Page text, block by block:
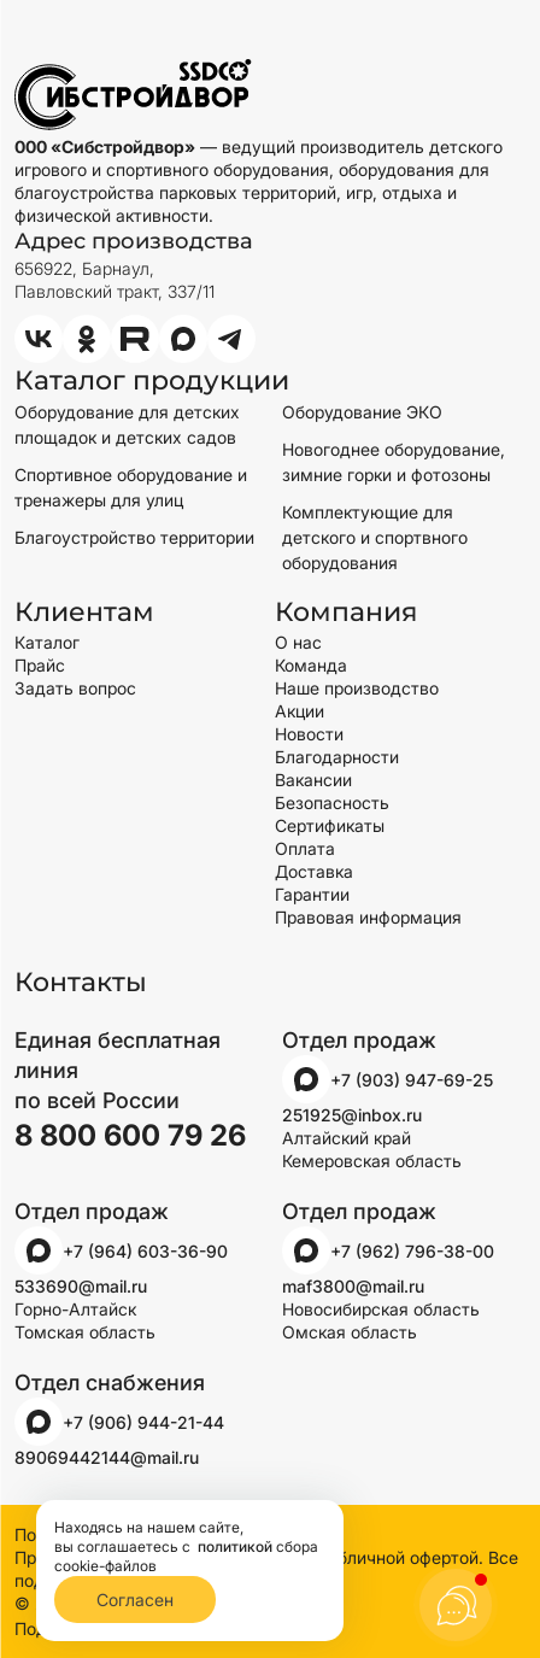
000 «Сибстройдвор» — ведущий производитель детского
игрового и спортивного оборудования, оборудования для
благоустройства парковых территорий, игр, отдыха и
физической активности.
Адрес производства
656922, Барнаул,
Павловский тракт, 337/11
Каталог продукции
Оборудование для детских
площадок и детских садов
Спортивное оборудование и
тренажеры для улиц
Благоустройство территории
Оборудование ЭКО
Новогоднее оборудование,
зимние горки и фотозоны
Комплектующие для
детского и спортвного
оборудования
Клиентам
Каталог
Прайс
Задать вопрос
Компания
О нас
Команда
Наше производство
Акции
Новости
Благодарности
Вакансии
Безопасность
Сертификаты
Оплата
Доставка
Гарантии
Правовая информация
Контакты
Единая бесплатная
линия
по всей России
8 800 600 79 26
Отдел продаж
+7 (903) 947-69-25
251925@inbox.ru
Алтайский край
Кемеровская область
Отдел продаж
+7 (964) 603-36-90
533690@mail.ru
Горно-Алтайск
Томская область
Отдел продаж
+7 (962) 796-38-00
maf3800@mail.ru
Новосибирская область
Омская область
Отдел снабжения
+7 (906) 944-21-44
89069442144@mail.ru
Политика конфиденциальности
Предложения на сайте не являются публичной офертой. Все
подробности узнавайте по телефону
© 2000-2026 SSDCO. Сибстройдвор.
Поддержка сайтаBTB Digital
Находясь на нашем сайте,
вы соглашаетесь с политикой сбора
cookie-файлов
Согласен